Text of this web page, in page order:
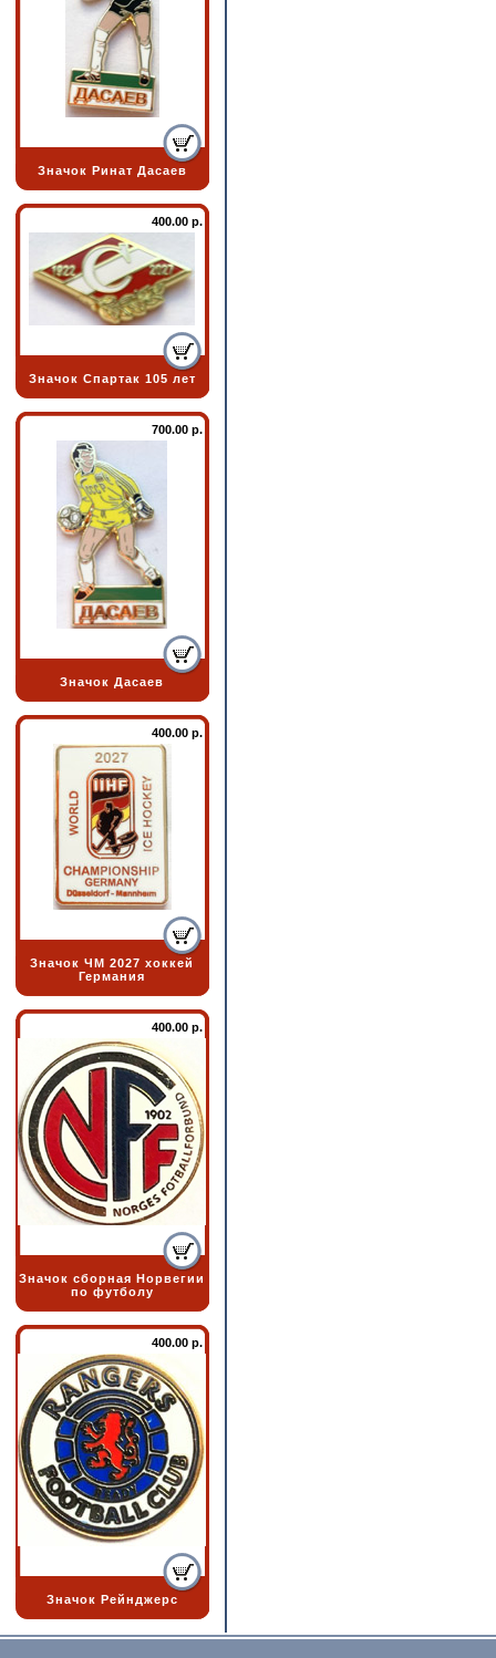
Значок Ринат Дасаев
400.00 р.
Значок Спартак 105 лет
700.00 р.
Значок Дасаев
400.00 р.
Значок ЧМ 2027 хоккей
Германия
400.00 р.
Значок сборная Норвегии
по футболу
400.00 р.
Значок Рейнджерс